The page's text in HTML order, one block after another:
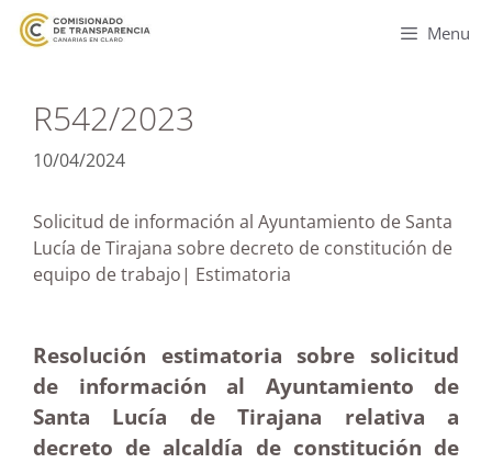
Menu
R542/2023
10/04/2024
Solicitud de información al Ayuntamiento de Santa
Lucía de Tirajana sobre decreto de constitución de
equipo de trabajo| Estimatoria
Resolución estimatoria sobre solicitud
de información al Ayuntamiento de
Santa Lucía de Tirajana relativa a
decreto de alcaldía de constitución de